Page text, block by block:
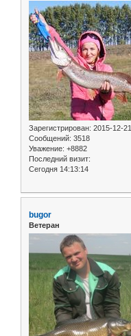
Зарегистрирован: 2015-12-21
Сообщений: 3518
Уважение: +8882
Последний визит:
Сегодня 14:13:14
bugor
Ветеран